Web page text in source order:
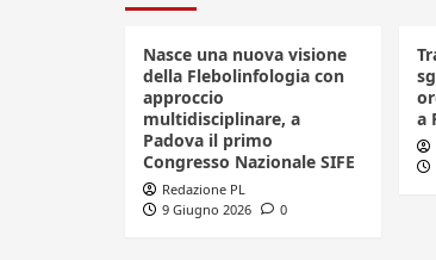
Nasce una nuova visione
della Flebolinfologia con
approccio
multidisciplinare, a
Padova il primo
Congresso Nazionale SIFE
Redazione PL
9 Giugno 2026
0
a